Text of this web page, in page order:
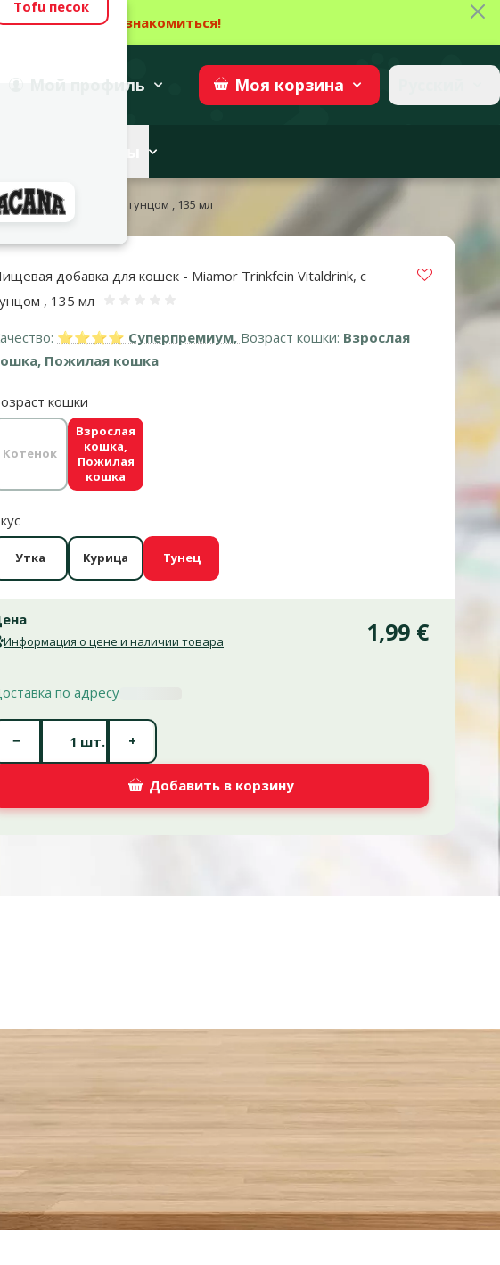
корма! 🍖 → Ознакомиться!
звездой 2027 Участвовать
профиль Моя корзина
Tofu песок
Trinkfein Vitaldrink, с тунцом , 135 мл
добавка для кошек - Miamor Trinkfein Vitaldrink, с
, 135 мл
⭐⭐⭐⭐ Суперпремиум, Возраст кошки: Взрослая
Пожилая кошка
кошки
Котенок
Взрослая
кошка,
Пожилая
кошка
Утка Курица Тунец
Информация о цене и наличии товара 1,99 €
по адресу
шт.
− +
Добавить в корзину